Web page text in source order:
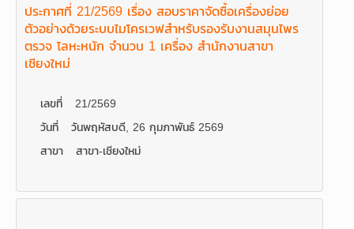
ประกาศที่ 21/2569 เรื่อง สอบราคาจัดซื้อเครื่องย่อย
ตัวอย่างด้วยระบบไมโครเวฟสำหรับรองรับงานสมุนไพร
ตรวจ โลหะหนัก จำนวน 1 เครื่อง สำนักงานสาขา
เชียงใหม่
เลขที่
21/2569
วันที่
วันพฤหัสบดี, 26 กุมภาพันธ์ 2569
สาขา
สาขา-เชียงใหม่